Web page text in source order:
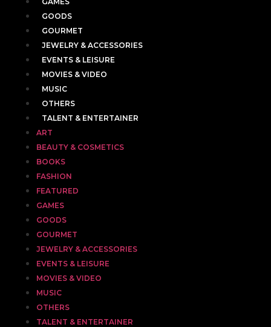
GOODS
GOURMET
JEWELRY & ACCESSORIES
EVENTS & LEISURE
MOVIES & VIDEO
MUSIC
OTHERS
TALENT & ENTERTAINER
ART
BEAUTY & COSMETICS
BOOKS
FASHION
FEATURED
GAMES
GOODS
GOURMET
JEWELRY & ACCESSORIES
EVENTS & LEISURE
MOVIES & VIDEO
MUSIC
OTHERS
TALENT & ENTERTAINER